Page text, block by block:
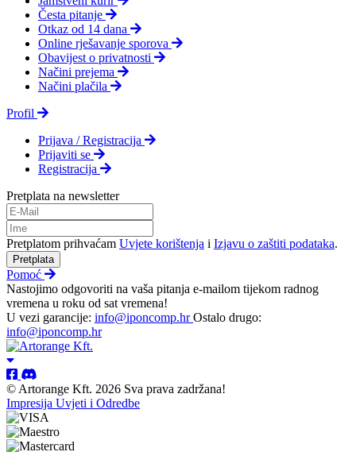
Česta pitanje
Otkaz od 14 dana
Online rješavanje sporova
Obavijest o privatnosti
Načini prejema
Načini plačila
Profil
Prijava / Registracija
Prijaviti se
Registracija
Pretplata na newsletter
Pretplatom prihvaćam Uvjete korištenja i Izjavu o zaštiti podataka.
Pretplata
Pomoć
Nastojimo odgovoriti na vaša pitanja e-mailom tijekom radnog
vremena u roku od sat vremena!
U vezi garancije: info@iponcomp.hrOstalo drugo:
info@iponcomp.hr
© Artorange Kft. 2026 Sva prava zadržana!
Impresija Uvjeti i Odredbe